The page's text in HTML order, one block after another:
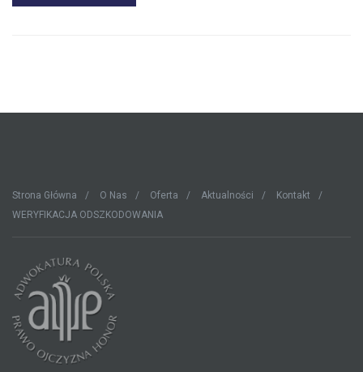
Strona Główna O Nas Oferta Aktualności
Kontakt
WERYFIKACJA ODSZKODOWANIA